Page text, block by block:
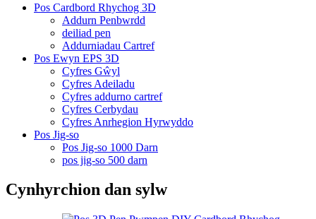
Pos Cardbord Rhychog 3D
Addurn Penbwrdd
deiliad pen
Addurniadau Cartref
Pos Ewyn EPS 3D
Cyfres Gŵyl
Cyfres Adeiladu
Cyfres addurno cartref
Cyfres Cerbydau
Cyfres Anrhegion Hyrwyddo
Pos Jig-so
Pos Jig-so 1000 Darn
pos jig-so 500 darn
Cynhyrchion dan sylw